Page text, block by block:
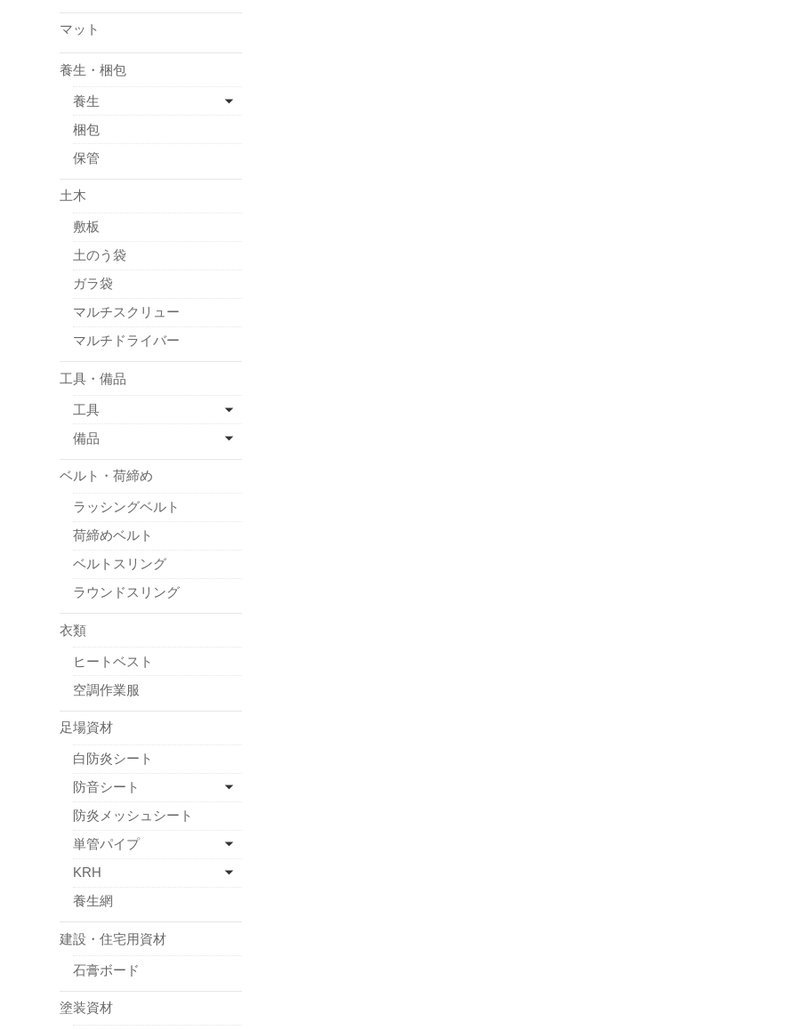
マット
養生・梱包
養生
梱包
保管
土木
敷板
土のう袋
ガラ袋
マルチスクリュー
マルチドライバー
工具・備品
工具
備品
ベルト・荷締め
ラッシングベルト
荷締めベルト
ベルトスリング
ラウンドスリング
衣類
ヒートベスト
空調作業服
足場資材
白防炎シート
防音シート
防炎メッシュシート
単管パイプ
KRH
養生網
建設・住宅用資材
石膏ボード
塗装資材